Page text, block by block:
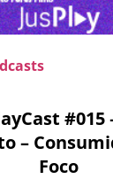
#015
–
Foco